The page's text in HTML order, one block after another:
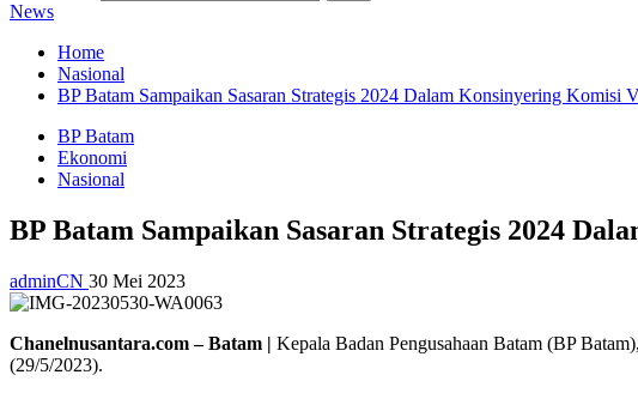
News
Home
Nasional
BP Batam Sampaikan Sasaran Strategis 2024 Dalam Konsinyering Komisi
BP Batam
Ekonomi
Nasional
BP Batam Sampaikan Sasaran Strategis 2024
adminCN 30 Mei 2023
Chanelnusantara.com – Batam | Kepala Badan Pengusahaan Batam (BP
(29/5/2023).